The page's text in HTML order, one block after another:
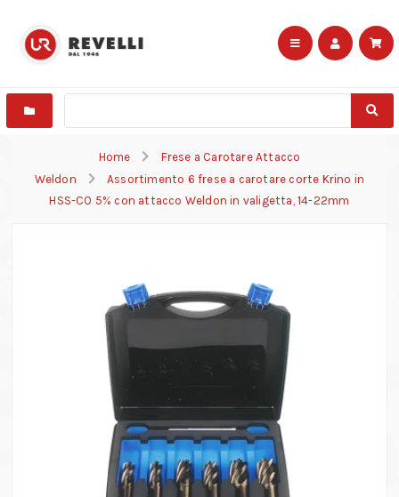
Home
Frese a Carotare Attacco
Weldon
Assortimento 6 frese a carotare corte Krino in
HSS-CO 5% con attacco Weldon in valigetta, 14-22mm